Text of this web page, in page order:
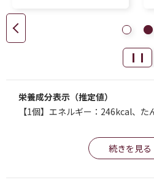
栄養成分表示（推定値）
【1個】エネルギー：246kcal、
続きを見る